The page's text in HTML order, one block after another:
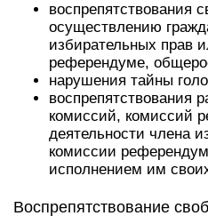
воспрепятствования
осуществлению
избирательных прав
референдуме,
нарушения тайны
воспрепятствования
комиссий, комиссий
деятельности члена
комиссии
исполнением им
Воспрепятствование